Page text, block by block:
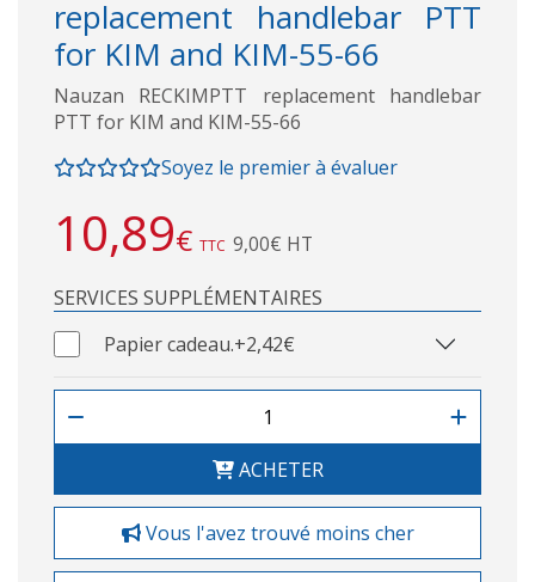
replacement handlebar PTT
for KIM and KIM-55-66
Nauzan RECKIMPTT replacement handlebar
PTT for KIM and KIM-55-66
Soyez le premier à évaluer
10,89€ TTC 9,00€ HT
SERVICES SUPPLÉMENTAIRES
Papier cadeau.+2,42€
ACHETER
Vous l'avez trouvé moins cher